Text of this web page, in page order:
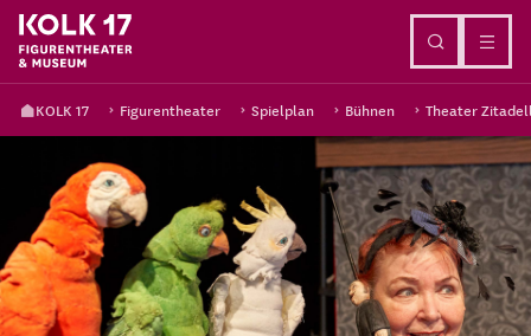
KOLK 17 Figurentheater Spielplan Bühnen Theater